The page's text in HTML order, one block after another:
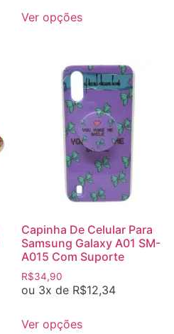
Ver opções
Capinha De Celular Para
Samsung Galaxy A01 SM-
A015 Com Suporte
R$34,90
ou 3x de R$12,34
Ver opções